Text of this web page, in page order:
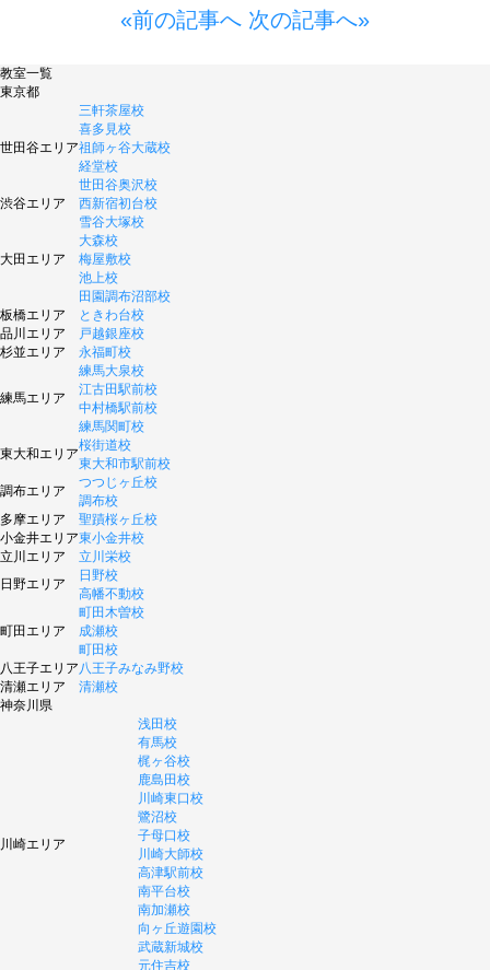
«前の記事へ 次の記事へ»
教室一覧
東京都
世田谷エリア
三軒茶屋校
喜多見校
祖師ヶ谷大蔵校
経堂校
世田谷奥沢校
渋谷エリア
西新宿初台校
大田エリア
雪谷大塚校
大森校
梅屋敷校
池上校
田園調布沼部校
板橋エリア
ときわ台校
品川エリア
戸越銀座校
杉並エリア
永福町校
練馬エリア
練馬大泉校
江古田駅前校
中村橋駅前校
練馬関町校
東大和エリア
桜街道校
東大和市駅前校
調布エリア
つつじヶ丘校
調布校
多摩エリア
聖蹟桜ヶ丘校
小金井エリア東小金井校
立川エリア
立川栄校
日野エリア
日野校
高幡不動校
町田エリア
町田木曽校
成瀬校
町田校
八王子エリア八王子みなみ野校
清瀬エリア
清瀬校
神奈川県
川崎エリア
浅田校
有馬校
梶ヶ谷校
鹿島田校
川崎東口校
鷺沼校
子母口校
川崎大師校
高津駅前校
南平台校
南加瀬校
向ヶ丘遊園校
武蔵新城校
元住吉校